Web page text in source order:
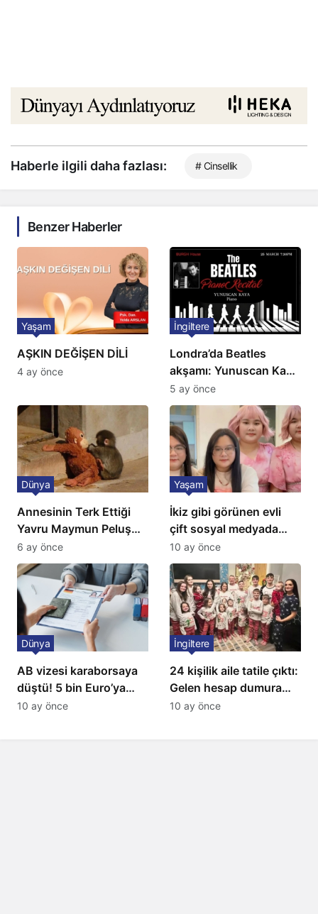
Haberle ilgili daha fazlası: # Cinsellik
Benzer Haberler
AŞKIN DEĞİŞEN DİLİ
Yaşam
4 ay önce
Londra’da Beatles
akşamı: Yunuscan Kaya
klasik yorumuyla
sahnede
İngiltere
5 ay önce
Annesinin Terk Ettiği
Yavru Maymun Peluş
Oyuncağını Anne Bildi
Dünya
6 ay önce
İkiz gibi görünen evli
çift sosyal medyada
gündem oldu
Yaşam
10 ay önce
AB vizesi karaborsaya
düştü! 5 bin Euro’ya
varan fiyatlarla
Dünya
10 ay önce
24 kişilik aile tatile çıktı:
Gelen hesap dumura
uğrattı
İngiltere
10 ay önce